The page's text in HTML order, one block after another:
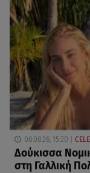
08.08.26, 15:20
Δούκισσα
στη Γαλλική